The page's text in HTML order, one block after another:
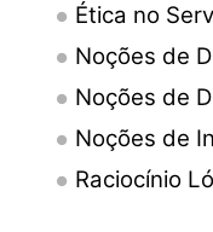
Ética no
Noções de
Noções de
Noções de
Raciocínio